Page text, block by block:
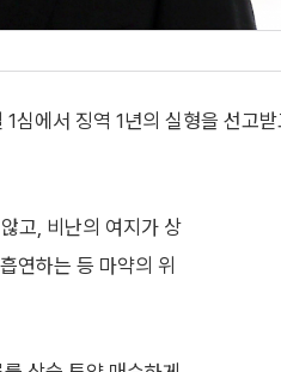
심에서 징역 1년의 실형을 선고
고, 비난의 여지가 상
연하는 등 마약의 위